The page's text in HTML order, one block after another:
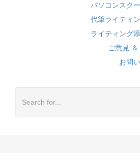
パソコンスク
代筆ライティ
ライティング
ご意見
お問